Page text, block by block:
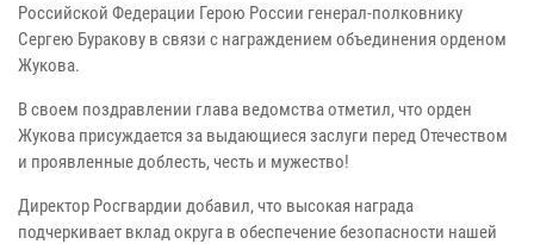
Российской Федерации Герою России генерал-полковнику
Сергею Буракову в связи с награждением объединения орденом
Жукова.
В своем поздравлении глава ведомства отметил, что орден
Жукова присуждается за выдающиеся заслуги перед Отечеством
и проявленные доблесть, честь и мужество!
Директор Росгвардии добавил, что высокая награда
подчеркивает вклад округа в обеспечение безопасности нашей